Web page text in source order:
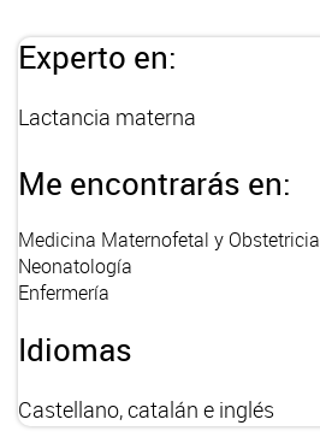
Experto en:
Lactancia materna
Me encontrarás en:
Medicina Maternofetal y Obstetricia
Neonatología
Enfermería
Idiomas
Castellano, catalán e inglés